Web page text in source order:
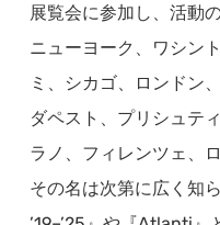
展覧会に参加し、活動
ニューヨーク、ワシン
ミ、シカゴ、ロンドン
ダペスト、プリシュテ
ラノ、フィレンツェ、
その名は次第に広く知